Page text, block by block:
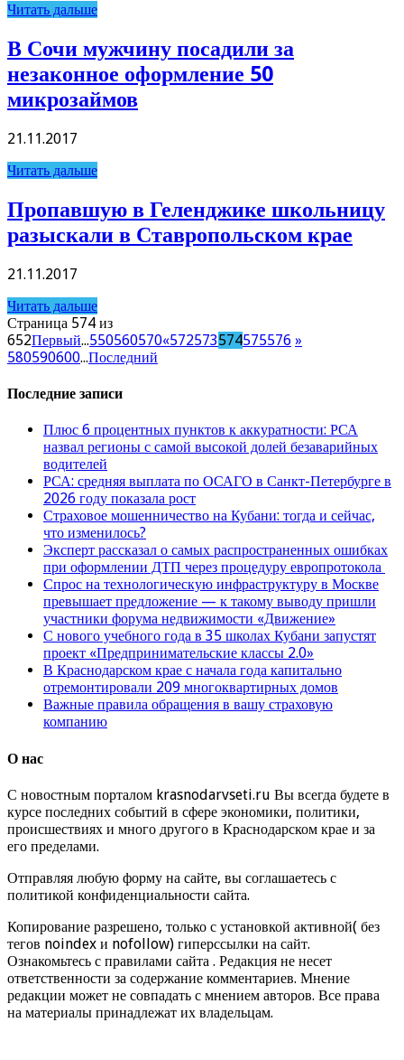
Читать дальше
В Сочи мужчину посадили за
незаконное оформление 50
микрозаймов
21.11.2017
Читать дальше
Пропавшую в Геленджике школьницу
разыскали в Ставропольском крае
21.11.2017
Читать дальше
Страница 574 из
652Первый...550560570«572573574575576 »
580590600...Последний
Последние записи
Плюс 6 процентных пунктов к аккуратности: РСА
назвал регионы с самой высокой долей безаварийных
водителей
РСА: средняя выплата по ОСАГО в Санкт-Петербурге в
2026 году показала рост
Страховое мошенничество на Кубани: тогда и сейчас,
что изменилось?
Эксперт рассказал о самых распространенных ошибках
при оформлении ДТП через процедуру европротокола
Спрос на технологическую инфраструктуру в Москве
превышает предложение — к такому выводу пришли
участники форума недвижимости «Движение»
С нового учебного года в 35 школах Кубани запустят
проект «Предпринимательские классы 2.0»
В Краснодарском крае с начала года капитально
отремонтировали 209 многоквартирных домов
Важные правила обращения в вашу страховую
компанию
О нас
С новостным порталом krasnodarvseti.ru Вы всегда будете в
курсе последних событий в сфере экономики, политики,
происшествиях и много другого в Краснодарском крае и за
его пределами.
Отправляя любую форму на сайте, вы соглашаетесь с
политикой конфиденциальности сайта.
Копирование разрешено, только с установкой активной( без
тегов noindex и nofollow) гиперссылки на сайт.
Ознакомьтесь с правилами сайта . Редакция не несет
ответственности за содержание комментариев. Мнение
редакции может не совпадать с мнением авторов. Все права
на материалы принадлежат их владельцам.